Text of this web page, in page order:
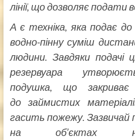
лінії, що дозволяє подати
А є техніка, яка подає
водно-пінну суміш
людини. Завдяки подачі
резервуара
подушка, що
до займистих
гасить пожежу. Зазвичай
на об’єктах